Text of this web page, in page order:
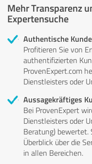
Mehr Transparenz
Expertensuche
Authentische
Profitieren Sie von
authentifizierten
ProvenExpert.com
Dienstleisters oder
Aussagekräftiges
Bei ProvenExpert
Dienstleisters oder
Beratung) bewertet.
Überblick über die
in allen Bereichen.